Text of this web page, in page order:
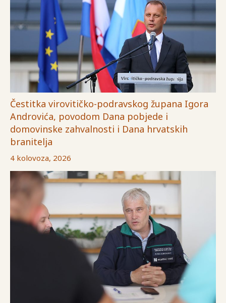
Čestitka virovitičko-podravskog župana Igora
Androvića, povodom Dana pobjede i
domovinske zahvalnosti i Dana hrvatskih
branitelja
4 kolovoza, 2026